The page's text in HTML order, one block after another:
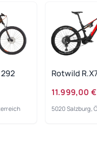
Rotwild
11.999,00 €
5020 Salzburg,